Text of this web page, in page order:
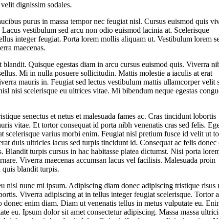
dignissim sodales.
purus in massa tempor nec feugiat nisl. Cursus euismod quis
vestibulum sed arcu non odio euismod lacinia at. Scelerisque
integer feugiat. Porta lorem mollis aliquam ut. Vestibulum lorem
maecenas.
Quisque egestas diam in arcu cursus euismod quis. Viverra
Mi in nulla posuere sollicitudin. Mattis molestie a iaculis at erat
mauris in. Feugiat sed lectus vestibulum mattis ullamcorper velit
nisi scelerisque eu ultrices vitae. Mi bibendum neque egestas
senectus et netus et malesuada fames ac. Cras tincidunt lobortis
vitae. Et tortor consequat id porta nibh venenatis cras sed felis.
varius morbi enim. Feugiat nisl pretium fusce id velit ut
duis ultricies lacus sed turpis tincidunt id. Consequat ac felis donec
Blandit turpis cursus in hac habitasse platea dictumst. Nisi porta
Viverra maecenas accumsan lacus vel facilisis. Malesuada proin
quis blandit turpis.
nisl nunc mi ipsum. Adipiscing diam donec adipiscing tristique risus
Viverra adipiscing at in tellus integer feugiat scelerisque. Tortor
enim diam. Diam ut venenatis tellus in metus vulputate eu.
eu. Ipsum dolor sit amet consectetur adipiscing. Massa massa